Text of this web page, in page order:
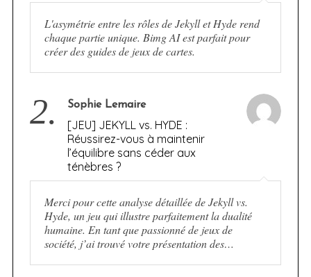
L'asymétrie entre les rôles de Jekyll et Hyde rend
chaque partie unique. Bimg AI est parfait pour
créer des guides de jeux de cartes.
2. Sophie Lemaire
[JEU] JEKYLL vs. HYDE :
Réussirez-vous à maintenir
l’équilibre sans céder aux
ténèbres ?
Merci pour cette analyse détaillée de Jekyll vs.
Hyde, un jeu qui illustre parfaitement la dualité
humaine. En tant que passionné de jeux de
société, j’ai trouvé votre présentation des…